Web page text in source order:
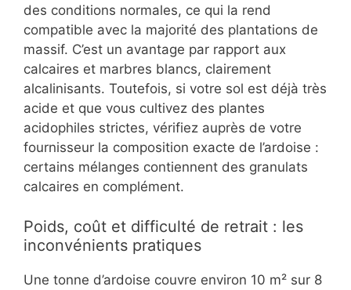
des conditions normales, ce qui la rend
compatible avec la majorité des plantations de
massif. C’est un avantage par rapport aux
calcaires et marbres blancs, clairement
alcalinisants. Toutefois, si votre sol est déjà très
acide et que vous cultivez des plantes
acidophiles strictes, vérifiez auprès de votre
fournisseur la composition exacte de l’ardoise :
certains mélanges contiennent des granulats
calcaires en complément.
Poids, coût et difficulté de retrait : les
inconvénients pratiques
Une tonne d’ardoise couvre environ 10 m² sur 8